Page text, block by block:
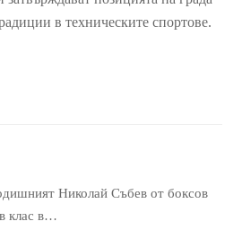
в техническите спортове.
Николай Събев от боксов
клас в…